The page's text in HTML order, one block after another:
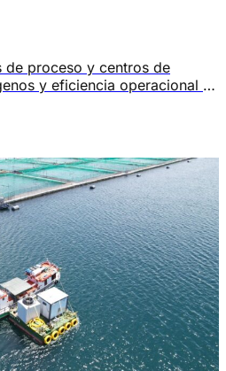
de proceso y centros de
y eficiencia operacional La
cultivo. En plantas de
operacionales distintos al
de patógenos en el […]